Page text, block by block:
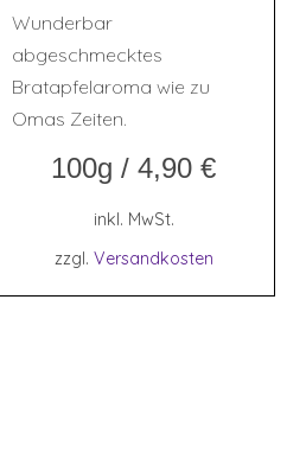
Wunderbar
abgeschmecktes
Bratapfelaroma wie zu
Omas Zeiten.
100g / 4,90 €
inkl. MwSt.
zzgl. Versandkosten